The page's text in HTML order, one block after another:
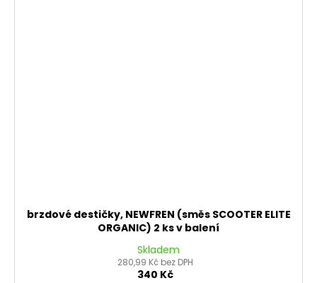
brzdové destičky, NEWFREN (směs SCOOTER ELITE
ORGANIC) 2 ks v balení
Skladem
280,99 Kč bez DPH
340 Kč